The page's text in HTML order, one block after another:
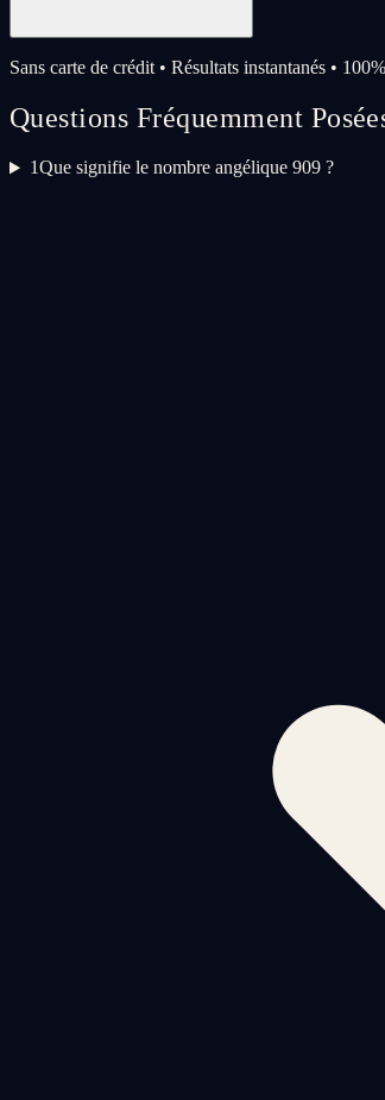
Sans carte de crédit • Résultats instantanés •
Questions Fréquemment
1Que signifie le nombre angélique 909 ?